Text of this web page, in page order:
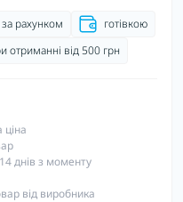
рахунком
готівкою
отриманні від 500 грн
ціна
днів з моменту
від виробника